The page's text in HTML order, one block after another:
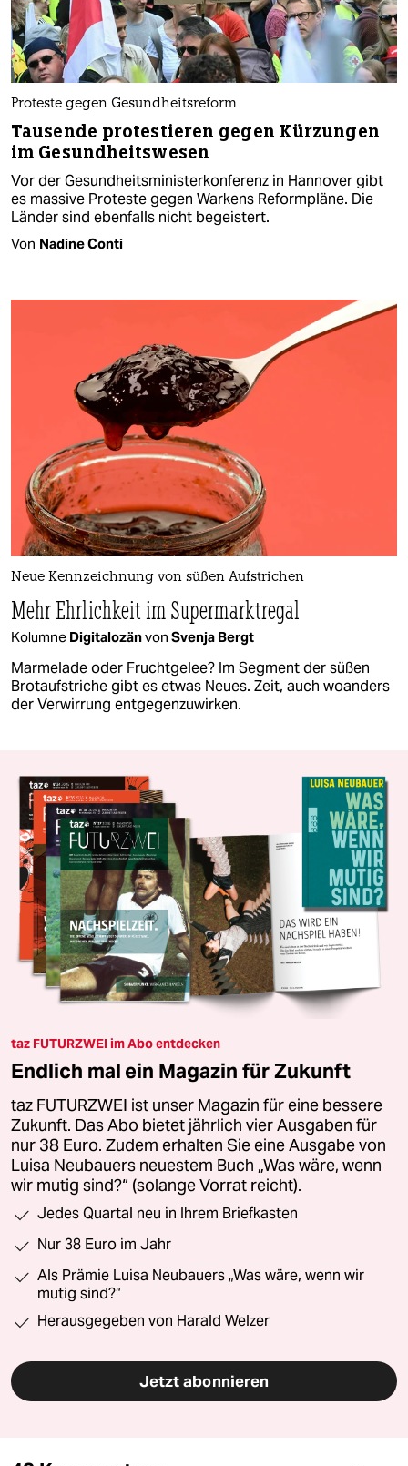
Proteste gegen Gesundheitsreform
Tausende protestieren gegen Kürzungen
im Gesundheitswesen
Vor der Gesundheitsministerkonferenz in Hannover gibt
es massive Proteste gegen Warkens Reformpläne. Die
Länder sind ebenfalls nicht begeistert.
Von Nadine Conti
Neue Kennzeichnung von süßen Aufstrichen
Mehr Ehrlichkeit im Supermarktregal
Kolumne Digitalozänvon Svenja Bergt
Marmelade oder Fruchtgelee? Im Segment der süßen
Brotaufstriche gibt es etwas Neues. Zeit, auch woanders
der Verwirrung entgegenzuwirken.
taz FUTURZWEI im Abo entdecken
Endlich mal ein Magazin für Zukunft
taz FUTURZWEI ist unser Magazin für eine bessere
Zukunft. Das Abo bietet jährlich vier Ausgaben für
nur 38 Euro. Zudem erhalten Sie eine Ausgabe von
Luisa Neubauers neuestem Buch „Was wäre, wenn
wir mutig sind?“ (solange Vorrat reicht).
Jedes Quartal neu in Ihrem Briefkasten
Nur 38 Euro im Jahr
Als Prämie Luisa Neubauers „Was wäre, wenn wir
mutig sind?“
Herausgegeben von Harald Welzer
Jetzt abonnieren